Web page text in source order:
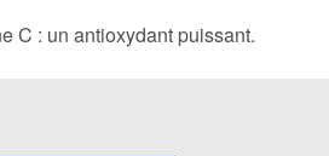
C : un antioxydant puissant.